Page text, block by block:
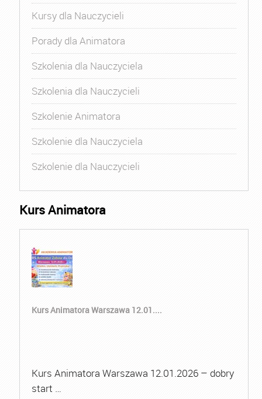
Kursy dla Nauczycieli
Porady dla Animatora
Szkolenia dla Nauczyciela
Szkolenia dla Nauczycieli
Szkolenie Animatora
Szkolenie dla Nauczyciela
Szkolenie dla Nauczycieli
Kurs Animatora
Kurs Animatora Warszawa 12.01....
Kurs Animatora Warszawa 12.01.2026 – dobry
start …